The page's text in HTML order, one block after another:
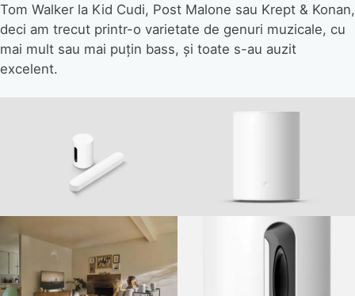
Tom Walker la Kid Cudi, Post Malone sau Krept & Konan,
deci am trecut printr-o varietate de genuri muzicale, cu
mai mult sau mai puțin bass, și toate s-au auzit
excelent.